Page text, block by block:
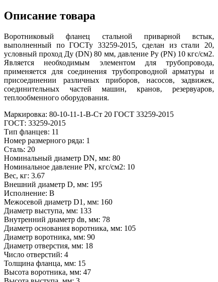
Описание товара
Воротниковый фланец стальной приварной встык,
выполненный по ГОСТу 33259-2015, сделан из стали 20,
условный проход Ду (DN) 80 мм, давление Ру (PN) 10 кгс/см2.
Является необходимым элементом для трубопровода,
применяется для соединения трубопроводной арматуры и
присоединении различных приборов, насосов, задвижек,
соединительных частей машин, кранов, резервуаров,
теплообменного оборудования.
Маркировка: 80-10-11-1-В-Ст 20 ГОСТ 33259-2015
ГОСТ: 33259-2015
Тип фланцев: 11
Номер размерного ряда: 1
Сталь: 20
Номинальный диаметр DN, мм: 80
Номинальное давление PN, кгс/см2: 10
Вес, кг: 3.67
Внешний диаметр D, мм: 195
Исполнение: В
Межосевой диаметр D1, мм: 160
Диаметр выступа, мм: 133
Внутренний диаметр dв, мм: 78
Диаметр основания воротника, мм: 105
Диаметр воротника, мм: 90
Диаметр отверстия, мм: 18
Число отверстий: 4
Толщина фланца, мм: 15
Высота воротника, мм: 47